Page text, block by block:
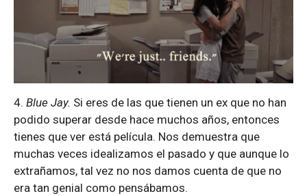
4. Blue Jay. Si eres de las que tienen un ex que no han
podido superar desde hace muchos años, entonces
tienes que ver está película. Nos demuestra que
muchas veces idealizamos el pasado y que aunque lo
extrañamos, tal vez no nos damos cuenta de que no
era tan genial como pensábamos.